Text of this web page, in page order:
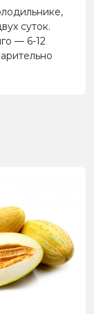
суток.
— 6-12